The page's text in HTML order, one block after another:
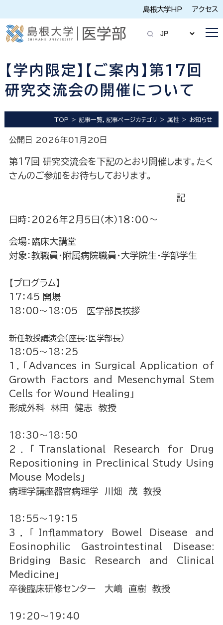
島根大学HP アクセス
【学内限定】【ご案内】第17回
研究交流会の開催について
TOP 記事一覧，記事ページカテゴリ 属性 お知らせ
公開日 2026年01月20日
第17回 研究交流会を下記のとおり開催します。たく
さんのご参加をお待ちしております。
記
日時：２０２６年２月５日（木）１８：００～
会場：臨床大講堂
対象：教職員・附属病院職員・大学院生・学部学生
【プログラム】
17：45 開場
18：00～18：05 医学部長挨拶
新任教授講演会（座長：医学部長）
18：05～18：25
1．「Advances in Surgical Application of
Growth Factors and Mesenchymal Stem
Cells for Wound Healing」
形成外科 林田 健志 教授
18：30～18：50
2．「Translational Research for Drug
Repositioning in Preclinical Study Using
Mouse Models」
病理学講座器官病理学 川畑 茂 教授
18：55～19：15
3．「Inflammatory Bowel Disease and
Eosinophilic Gastrointestinal Disease:
Bridging Basic Research and Clinical
Medicine」
卒後臨床研修センター 大嶋 直樹 教授
19：20～19：40